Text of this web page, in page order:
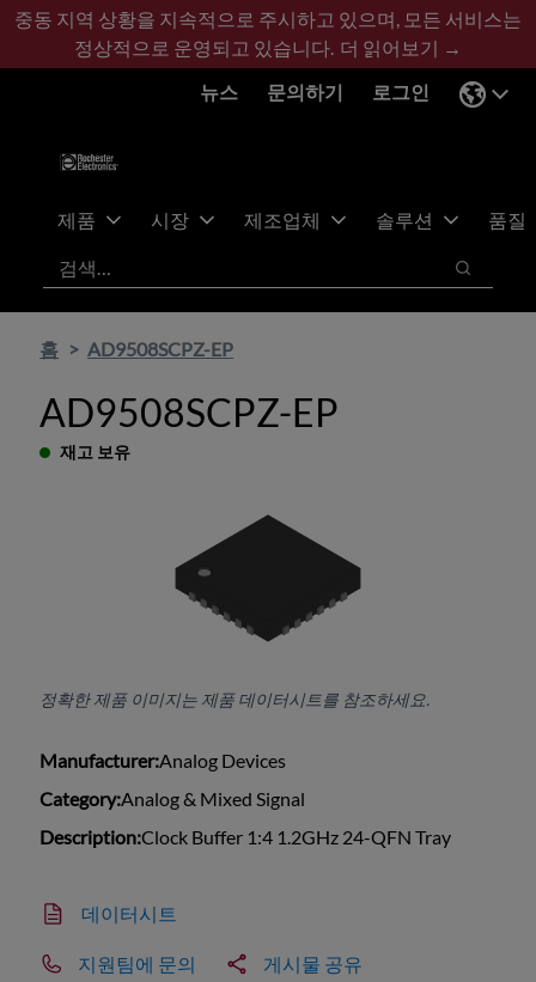
기
콘
바
글
중동 지역 상황을 지속적으로 주시하고 있으며, 모든 서비스는
정상적으로 운영되고 있습니다. 더 읽어보기 →
뉴스
문의하기 로그인
제품 시장 제조업체 솔루션
품질
검색
검색
홈 AD9508SCPZ-EP
AD9508SCPZ-EP
재고 보유
정확한 제품 이미지는 제품 데이터시트를 참조하세요.
Manufacturer:Analog Devices
Category:Analog & Mixed Signal
Description:Clock Buffer 1:4 1.2GHz 24-QFN Tray
데이터시트
지원팀에 문의 게시물 공유